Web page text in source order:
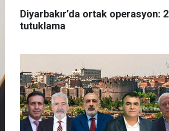
Diyarbakır’da ortak operasyon: 2
tutuklama